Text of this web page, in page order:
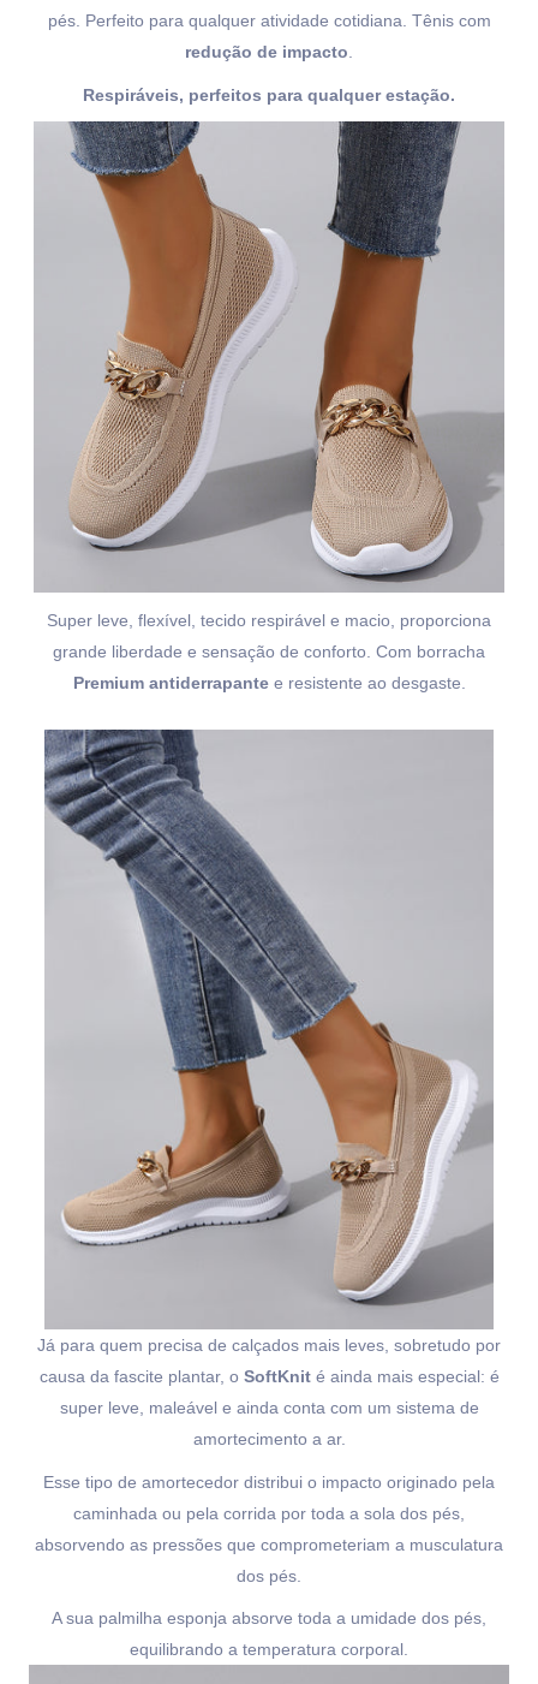
pés. Perfeito para qualquer atividade cotidiana. Tênis com
redução de impacto
Respiráveis, perfeitos para qualquer estação.
Super leve, flexível, tecido respirável e macio, proporciona
grande liberdade e sensação de conforto. Com borracha
Premium antiderrapantee resistente ao desgaste.
Já para quem precisa de calçados mais leves, sobretudo por
causa da fascite plantar, o SoftKnité ainda mais especial: é
super leve, maleável e ainda conta com um sistema de
amortecimento a ar.
Esse tipo de amortecedor distribui o impacto originado pela
caminhada ou pela corrida por toda a sola dos pés,
absorvendo as pressões que comprometeriam a musculatura
dos pés.
A sua palmilha esponja absorve toda a umidade dos pés,
equilibrando a temperatura corporal.